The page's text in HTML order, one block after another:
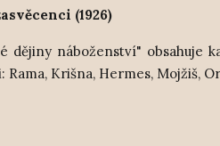
(1926)
dějiny náboženství" obsahuje
Krišna, Hermes, Mojžiš,